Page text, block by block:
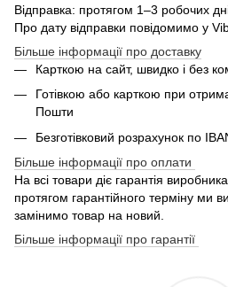
Відправка: протягом 1–3 робочих
Про дату відправки повідомимо у
Більше інформації про доставку
Карткою на сайт, швидко і без
Готівкою або карткою при
Пошти
Безготівковий розрахунок по
Більше інформації про оплати
На всі товари діє гарантія
протягом гарантійного терміну ми
замінимо товар на новий.
Більше інформації про гарантії